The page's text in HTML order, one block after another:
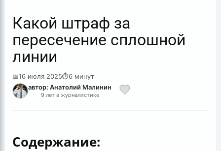
Какой штраф за
пересечение сплошной
линии
📅16 июля 2025⏱6 минут
автор: Анатолий Малинин
9 лет в журналистике
Содержание: